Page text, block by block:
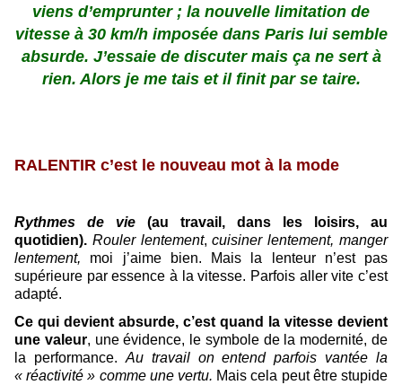
viens d’emprunter ; la nouvelle limitation de
vitesse à 30 km/h imposée dans Paris lui semble
absurde. J’essaie de discuter mais ça ne sert à
rien. Alors je me tais et il finit par se taire.
RALENTIR c’est le nouveau mot à la mode
Rythmes de vie (au travail, dans les loisirs, au
quotidien). Rouler lentement,cuisiner lentement, manger
lentement, moi j’aime bien. Mais la lenteur n’est pas
supérieure par essence à la vitesse. Parfois aller vite c’est
adapté.
Ce qui devient absurde, c’est quand la vitesse devient
une valeur, une évidence, le symbole de la modernité, de
la performance. Au travail on entend parfois vantée la
« réactivité » comme une vertu. Mais cela peut être stupide